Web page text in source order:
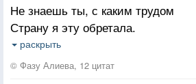
Не знаешь ты, с каким трудом
Страну я эту обретала.
Пленившись лаской и добром,
Ларцом раскрытым сердце стало!
раскрыть
© Фазу Алиева, 12 цитат